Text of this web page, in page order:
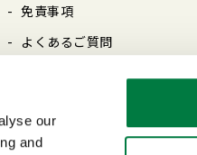
our
and
免責事項
よくあるご質問